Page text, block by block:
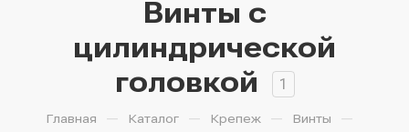
Винты с
цилиндрической
головкой
1
Главная — Каталог — Крепеж — Винты —